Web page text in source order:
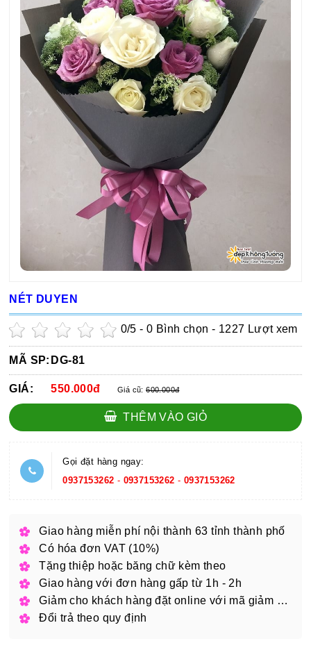
NÉT DUYEN
0/5 -0 Bình chọn - 1227 Lượt xem
MÃ SP: DG-81
GIÁ: 550.000đ Giá cũ:600.000đ
THÊM VÀO GIỎ
Gọi đặt hàng ngay:
0937153262 - 0937153262 - 0937153262
Giao hàng miễn phí nội thành 63 tỉnh thành phố
Có hóa đơn VAT (10%)
Tặng thiệp hoặc băng chữ kèm theo
Giao hàng với đơn hàng gấp từ 1h - 2h
Giảm cho khách hàng đặt online với mã giảm giá
Đổi trả theo quy định